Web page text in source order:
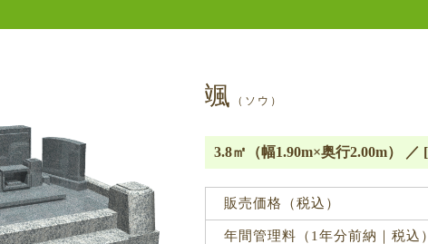
颯 （ソウ）
3.8㎡（幅1.90m×奥行2.00m） ／
販売価格（税込）
年間管理料（1年分前納｜税込）